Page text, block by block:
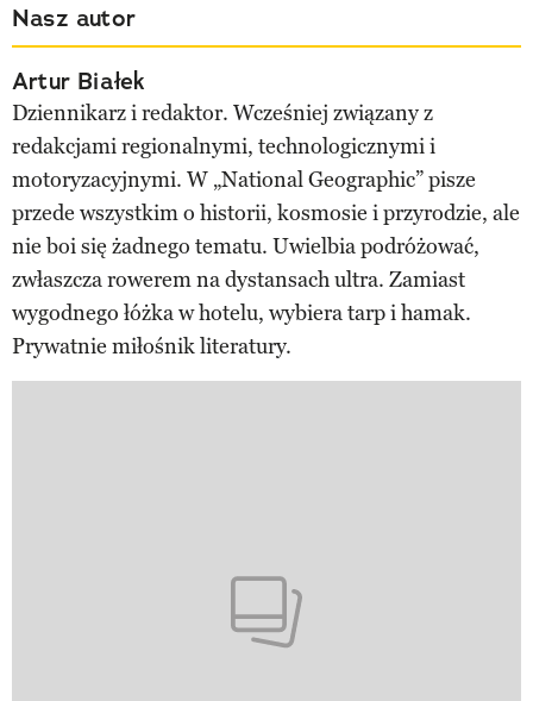
Nasz autor
Artur Białek
Dziennikarz i redaktor. Wcześniej związany z
redakcjami regionalnymi, technologicznymi i
motoryzacyjnymi. W „National Geographic” pisze
przede wszystkim o historii, kosmosie i przyrodzie, ale
nie boi się żadnego tematu. Uwielbia podróżować,
zwłaszcza rowerem na dystansach ultra. Zamiast
wygodnego łóżka w hotelu, wybiera tarp i hamak.
Prywatnie miłośnik literatury.